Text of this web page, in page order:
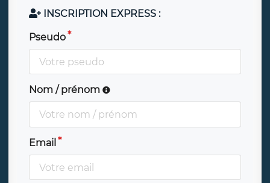
INSCRIPTION EXPRESS :
Pseudo
Nom / prénom
Email